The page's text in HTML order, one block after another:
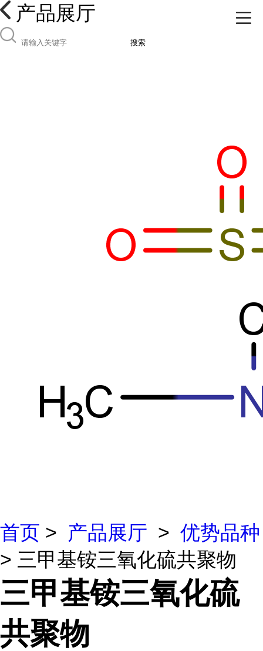
产品展厅
搜索
首页 > 产品展厅 > 优势品种
> 三甲基铵三氧化硫共聚物
三甲基铵三氧化硫
共聚物